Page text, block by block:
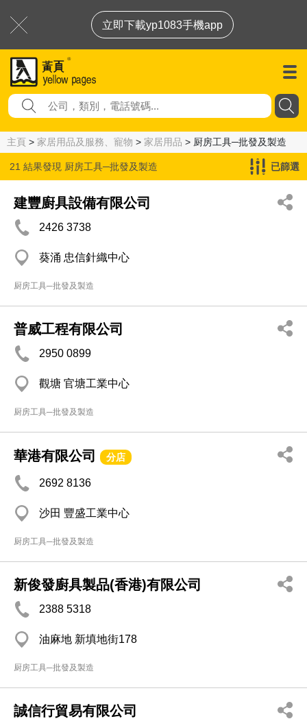
立即下載yp1083手機app
主頁 > 家居用品及服務、寵物 > 家居用品 > 厨房工具─批發及製造
21 結果發現 厨房工具─批發及製造 已篩選
建豐廚具設備有限公司
2426 3738
葵涌 忠信針織中心
厨房工具─批發及製造
普威工程有限公司
2950 0899
觀塘 官塘工業中心
厨房工具─批發及製造
華港有限公司 分店
2692 8136
沙田 豐盛工業中心
厨房工具─批發及製造
新俊發廚具製品(香港)有限公司
2388 5318
油麻地 新填地街178
厨房工具─批發及製造
誠信行貿易有限公司